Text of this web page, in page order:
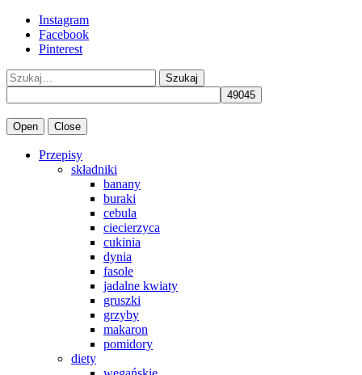
Instagram
Facebook
Pinterest
Szukaj
Open Close
Przepisy
składniki
banany
buraki
cebula
ciecierzyca
cukinia
dynia
fasole
jadalne kwiaty
gruszki
grzyby
makaron
pomidory
diety